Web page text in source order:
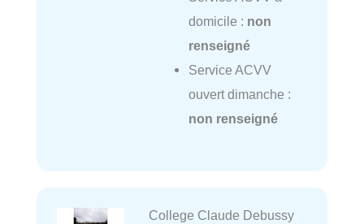
domicile : non
renseigné
Service ACVV
ouvert dimanche :
non renseigné
College Claude Debussy